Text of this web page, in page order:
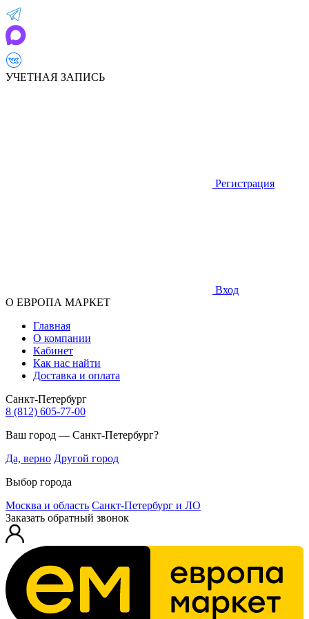
УЧЕТНАЯ ЗАПИСЬ
Регистрация
Вход
О ЕВРОПА МАРКЕТ
Главная
О компании
Кабинет
Как нас найти
Доставка и оплата
Санкт-Петербург
8 (812) 605-77-00
Ваш город — Санкт-Петербург?
Да, верно Другой город
Выбор города
Москва и область Санкт-Петербург и ЛО
Заказать обратный звонок